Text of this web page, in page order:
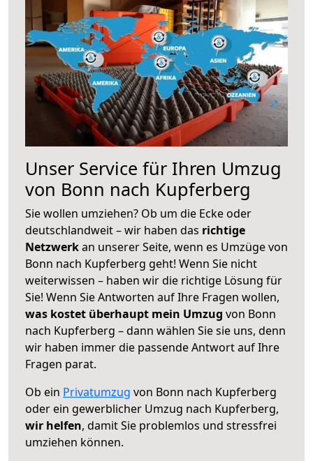
Unser Service für Ihren Umzug
von Bonn nach Kupferberg
Sie wollen umziehen? Ob um die Ecke oder
deutschlandweit – wir haben das richtige
Netzwerkan unserer Seite, wenn es Umzüge von
Bonn nach Kupferberg geht! Wenn Sie nicht
weiterwissen – haben wir die richtige Lösung für
Sie! Wenn Sie Antworten auf Ihre Fragen wollen,
was kostet überhaupt mein Umzug von Bonn
nach Kupferberg – dann wählen Sie sie uns, denn
wir haben immer die passende Antwort auf Ihre
Fragen parat.
Ob ein Privatumzug von Bonn nach Kupferberg
oder ein gewerblicher Umzug nach Kupferberg,
wir helfen, damit Sie problemlos und stressfrei
umziehen können.